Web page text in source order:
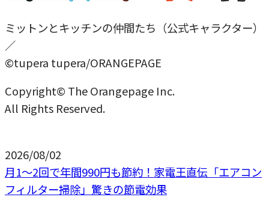
ミットンとキッチンの仲間たち（公式キャラクター）
／
©tupera tupera/ORANGEPAGE
Copyright© The Orangepage Inc.
All Rights Reserved.
2026/08/02
月1〜2回で年間990円も節約！家電王直伝「エアコン
フィルター掃除」驚きの節電効果